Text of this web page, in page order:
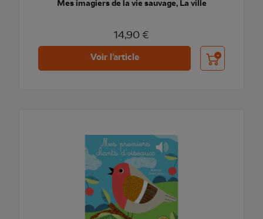
Mes imagiers de la vie sauvage, La ville
14,90 €
Voir l'article Ajouter au